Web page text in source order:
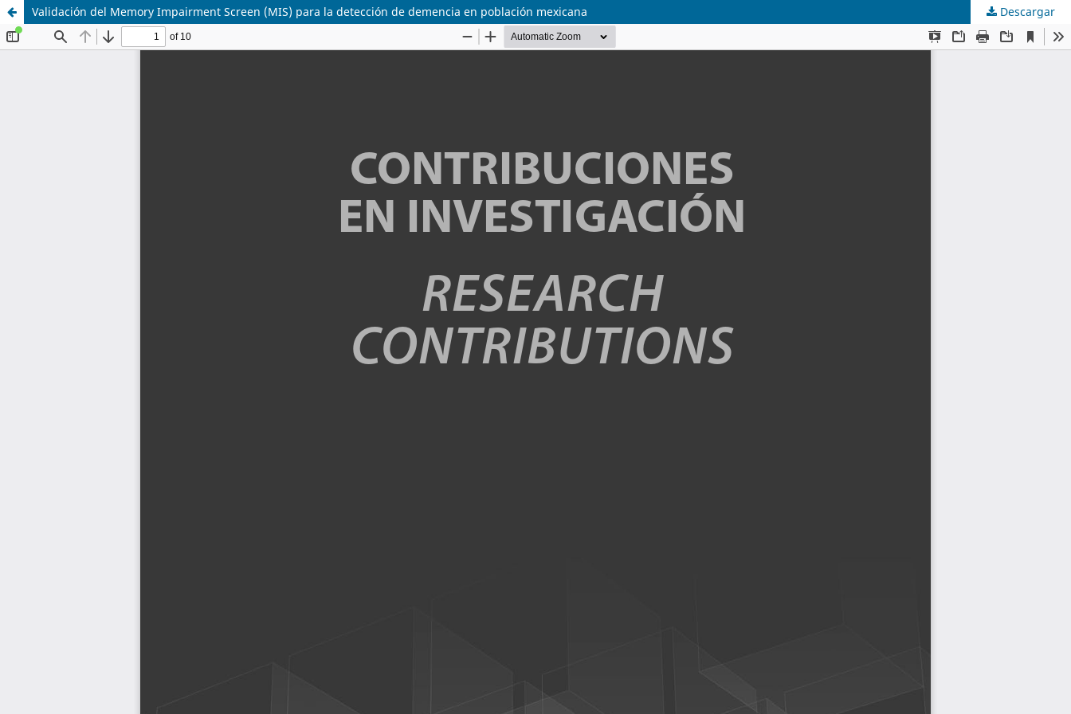
Validación del Memory Impairment Screen (MIS) para la detección de demencia en población mexicana Descargar